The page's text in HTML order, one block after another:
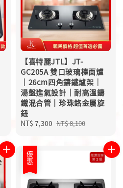
【喜特麗JTL】JT-
GC205A 雙口玻璃檯面爐
｜26cm四角鑄鐵爐架｜
湯盤進氣設計｜耐高溫鑄
鐵混合管｜珍珠鉻金屬旋
鈕
Sale
NT$ 7,300 Regular
NT$ 8,100
優惠